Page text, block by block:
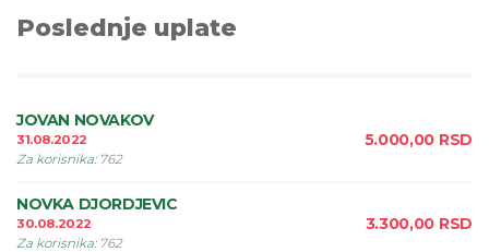
Poslednje uplate
JOVAN NOVAKOV
31.08.2022
Za korisnika: 762
5.000,00 RSD
NOVKA DJORDJEVIC
30.08.2022
Za korisnika: 762
3.300,00 RSD